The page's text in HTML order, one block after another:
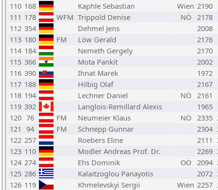
110 168 Kaphle Sebastian Wien 2190
111 178 WFM Trippold Denise NÖ
2178
112 354 Dehmel Jens
2008
113 180 FM Löw Gerald
2176
114 184 Nemeth Gergely
2170
115 366 Mota Pankit
2002
116 390 Ihnat Marek
1972
117 188 Hilbig Olaf
2167
118 194 Lechner Daniel NÖ
2161
119 392 Langlois-Remillard Alexis
1965
120 76 FM Neumeier Klaus NÖ 2335
121 94 FM Schnepp Gunnar 2304
122 257 Roebers Eline 2111
123 110 Modler Andreas Prof. Dr. 2269
124 274 Ehs Dominik OÖ 2094
125 286 Kalaitzoglou Panayotis 2072
126 119 Khmelevskyi Sergii Wien 2257